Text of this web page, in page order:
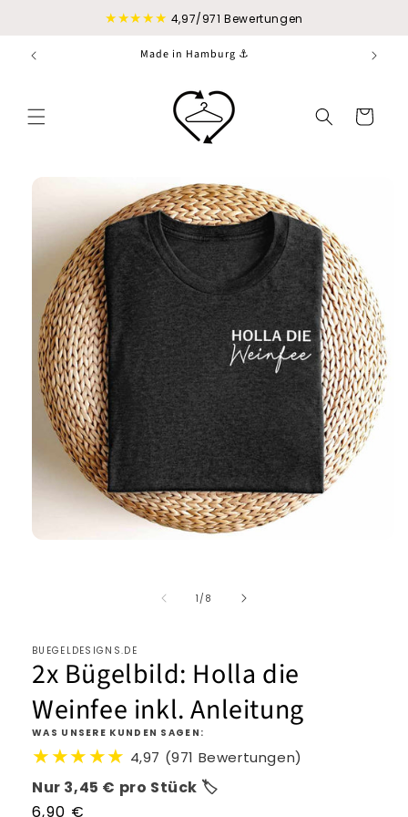
★★★★★ 4,97/971 Bewertungen
Made in Hamburg ⚓
Warenkorb
1 /von
8
BUEGELDESIGNS.DE
2x Bügelbild: Holla die
Weinfee inkl. Anleitung
WAS UNSERE KUNDEN SAGEN:
★★★★★ 4,97 (971 Bewertungen)
Nur 3,45 € pro Stück 🏷️
Normaler
6,90 €